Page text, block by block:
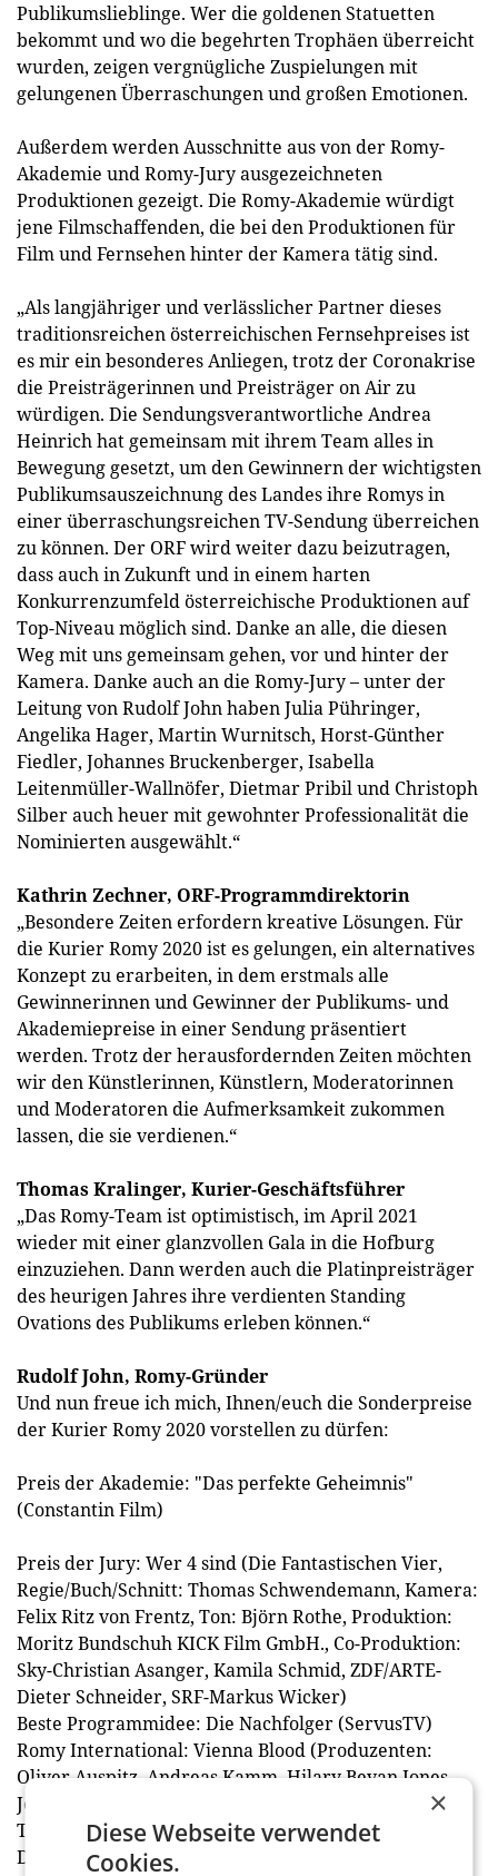
Publikumslieblinge. Wer die goldenen Statuetten
bekommt und wo die begehrten Trophäen überreicht
wurden, zeigen vergnügliche Zuspielungen mit
gelungenen Überraschungen und großen Emotionen.
Außerdem werden Ausschnitte aus von der Romy-
Akademie und Romy-Jury ausgezeichneten
Produktionen gezeigt. Die Romy-Akademie würdigt
jene Filmschaffenden, die bei den Produktionen für
Film und Fernsehen hinter der Kamera tätig sind.
„Als langjähriger und verlässlicher Partner dieses
traditionsreichen österreichischen Fernsehpreises ist
es mir ein besonderes Anliegen, trotz der Coronakrise
die Preisträgerinnen und Preisträger on Air zu
würdigen. Die Sendungsverantwortliche Andrea
Heinrich hat gemeinsam mit ihrem Team alles in
Bewegung gesetzt, um den Gewinnern der wichtigsten
Publikumsauszeichnung des Landes ihre Romys in
einer überraschungsreichen TV-Sendung überreichen
zu können. Der ORF wird weiter dazu beizutragen,
dass auch in Zukunft und in einem harten
Konkurrenzumfeld österreichische Produktionen auf
Top-Niveau möglich sind. Danke an alle, die diesen
Weg mit uns gemeinsam gehen, vor und hinter der
Kamera. Danke auch an die Romy-Jury – unter der
Leitung von Rudolf John haben Julia Pühringer,
Angelika Hager, Martin Wurnitsch, Horst-Günther
Fiedler, Johannes Bruckenberger, Isabella
Leitenmüller-Wallnöfer, Dietmar Pribil und Christoph
Silber auch heuer mit gewohnter Professionalität die
Nominierten ausgewählt.“
Kathrin Zechner, ORF-Programmdirektorin
„Besondere Zeiten erfordern kreative Lösungen. Für
die Kurier Romy 2020 ist es gelungen, ein alternatives
Konzept zu erarbeiten, in dem erstmals alle
Gewinnerinnen und Gewinner der Publikums- und
Akademiepreise in einer Sendung präsentiert
werden. Trotz der herausfordernden Zeiten möchten
wir den Künstlerinnen, Künstlern, Moderatorinnen
und Moderatoren die Aufmerksamkeit zukommen
lassen, die sie verdienen.“
Thomas Kralinger, Kurier-Geschäftsführer
„Das Romy-Team ist optimistisch, im April 2021
wieder mit einer glanzvollen Gala in die Hofburg
einzuziehen. Dann werden auch die Platinpreisträger
des heurigen Jahres ihre verdienten Standing
Ovations des Publikums erleben können.“
Rudolf John, Romy-Gründer
Und nun freue ich mich, Ihnen/euch die Sonderpreise
der Kurier Romy 2020 vorstellen zu dürfen:
Preis der Akademie: "Das perfekte Geheimnis"
(Constantin Film)
Preis der Jury: Wer 4 sind (Die Fantastischen Vier,
Regie/Buch/Schnitt: Thomas Schwendemann, Kamera:
Felix Ritz von Frentz, Ton: Björn Rothe, Produktion:
Moritz Bundschuh KICK Film GmbH., Co-Produktion:
Sky-Christian Asanger, Kamila Schmid, ZDF/ARTE-
Dieter Schneider, SRF-Markus Wicker)
Beste Programmidee: Die Nachfolger (ServusTV)
Romy International: Vienna Blood (Produzenten:
Oliver Auspitz, Andreas Kamm, Hilary Bevan Jones,
Jez Swimmer, Regie: Robert Dornhelm, Buch: Steve
Thompson, Cast: Juergen Maurer, Matthew Beard).
Die Romy International wird heuer zum zweiten Mal
×
Diese Webseite verwendet
Cookies.